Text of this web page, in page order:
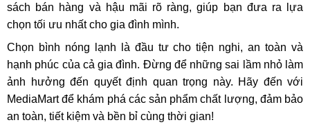
sách bán hàng và hậu mãi rõ ràng, giúp bạn đưa ra lựa
chọn tối ưu nhất cho gia đình mình.
Chọn bình nóng lạnh là đầu tư cho tiện nghi, an toàn và
hạnh phúc của cả gia đình. Đừng để những sai lầm nhỏ làm
ảnh hưởng đến quyết định quan trọng này. Hãy đến với
MediaMart để khám phá các sản phẩm chất lượng, đảm bảo
an toàn, tiết kiệm và bền bỉ cùng thời gian!